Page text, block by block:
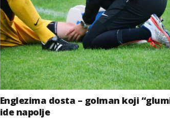
Englezima dosta – golman koji
ide napolje